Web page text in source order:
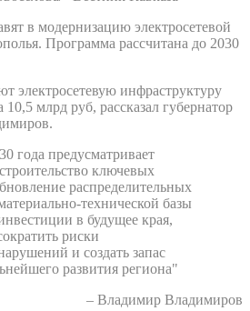
в модернизацию электросетевой
Программа рассчитана до 2030
электросетевую инфраструктуру
10,5 млрд руб, рассказал губернатор
года предусматривает
ключевых
распределительных
технической базы
в будущее края,
риски
и создать запас
развития региона"
– Владимир Владимиров